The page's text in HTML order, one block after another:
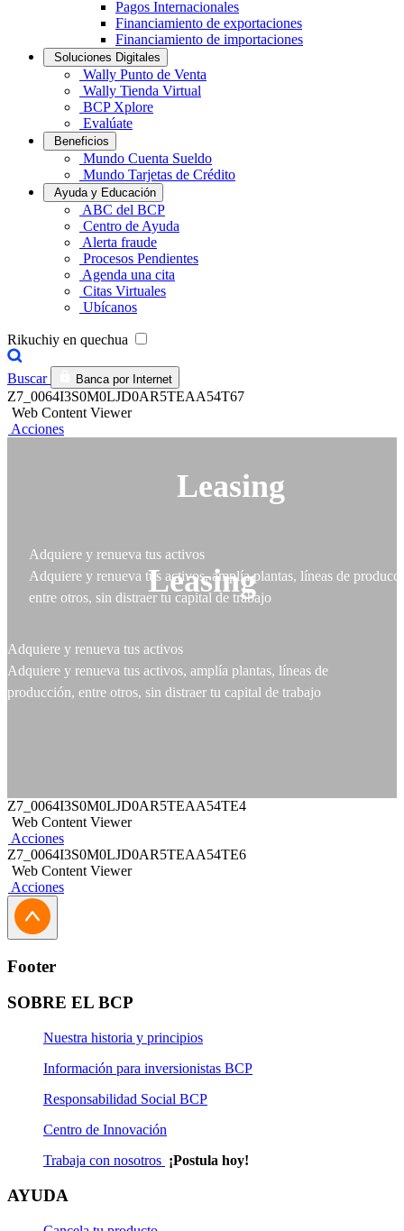
Pagos Internacionales
Financiamiento de exportaciones
Financiamiento de importaciones
Soluciones Digitales
Wally Punto de Venta
Wally Tienda Virtual
BCP Xplore
Evalúate
Beneficios
Mundo Cuenta Sueldo
Mundo Tarjetas de Crédito
Ayuda y Educación
ABC del BCP
Centro de Ayuda
Alerta fraude
Procesos Pendientes
Agenda una cita
Citas Virtuales
Ubícanos
Rikuchiy en quechua
Buscar Banca por Internet
Z7_0064I3S0M0LJD0AR5TEAA54T67
Web Content Viewer
Acciones
Leasing
Adquiere y renueva tus activos
Adquiere y renueva tus activos, amplía plantas, líneas de
entre otros, sin distraer tu capital de trabajo
Leasing
Adquiere y renueva tus activos
Adquiere y renueva tus activos, amplía plantas, líneas de
producción, entre otros, sin distraer tu capital de trabajo
Z7_0064I3S0M0LJD0AR5TEAA54TE4
Web Content Viewer
Acciones
Z7_0064I3S0M0LJD0AR5TEAA54TE6
Web Content Viewer
Acciones
Footer
SOBRE EL BCP
Nuestra historia y principios
Información para inversionistas BCP
Responsabilidad Social BCP
Centro de Innovación
Trabaja con nosotros ¡Postula hoy!
AYUDA